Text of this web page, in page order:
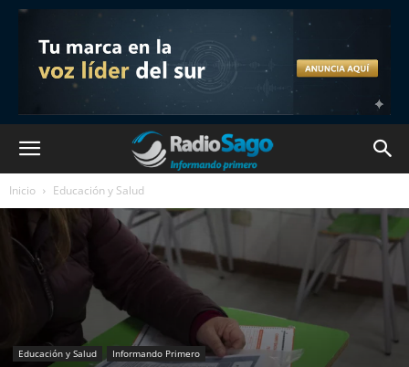
Inicio Educación y Salud
Educación y Salud Informando Primero